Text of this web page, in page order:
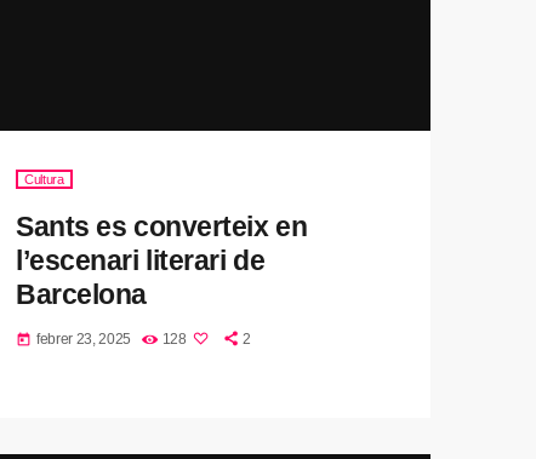
Cultura
Sants es converteix en
l’escenari literari de
Barcelona
today febrer 23, 2025 128 2